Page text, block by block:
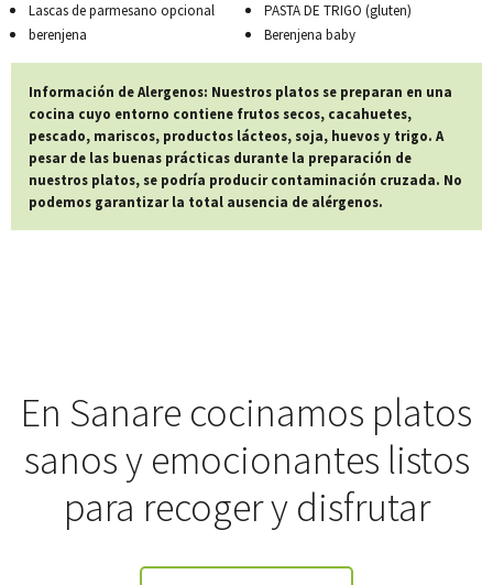
Lascas de parmesano opcional
berenjena
PASTA DE TRIGO (gluten)
Berenjena baby
Información de Alergenos: Nuestros platos se preparan en una
cocina cuyo entorno contiene frutos secos, cacahuetes,
pescado, mariscos, productos lácteos, soja, huevos y trigo. A
pesar de las buenas prácticas durante la preparación de
nuestros platos, se podría producir contaminación cruzada. No
podemos garantizar la total ausencia de alérgenos.
En Sanare cocinamos platos
sanos y emocionantes listos
para recoger y disfrutar